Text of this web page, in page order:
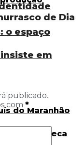
o espaço
em
de Dia
publicado.
com *